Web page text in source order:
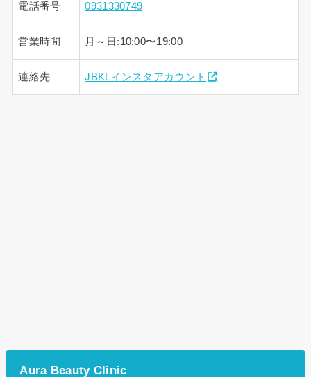
電話番号 0931330749
営業時間 月～日:10:00〜19:00
連絡先 JBKLインスタアカウント
Aura Beauty Clinic